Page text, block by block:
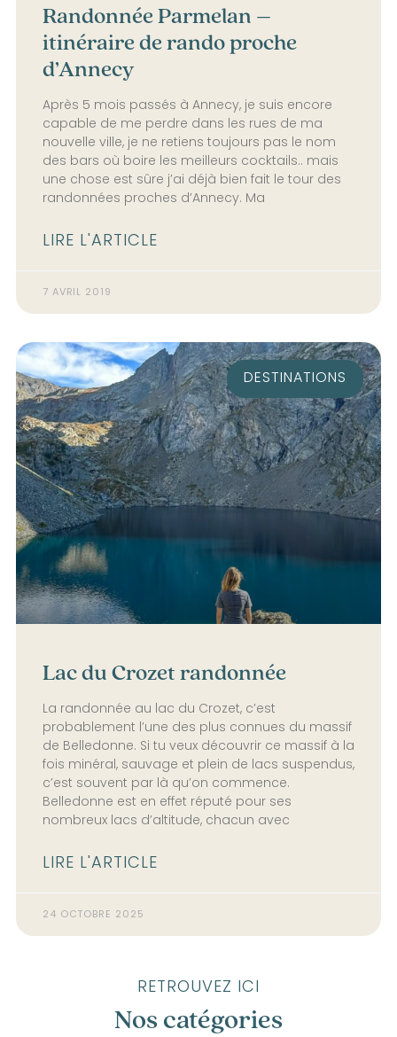
Randonnée Parmelan –
itinéraire de rando proche
d’Annecy
Après 5 mois passés à Annecy, je suis encore
capable de me perdre dans les rues de ma
nouvelle ville, je ne retiens toujours pas le nom
des bars où boire les meilleurs cocktails.. mais
une chose est sûre j’ai déjà bien fait le tour des
randonnées proches d’Annecy. Ma
LIRE L'ARTICLE
7 AVRIL 2019
DESTINATIONS
Lac du Crozet randonnée
La randonnée au lac du Crozet, c’est
probablement l’une des plus connues du massif
de Belledonne. Si tu veux découvrir ce massif à la
fois minéral, sauvage et plein de lacs suspendus,
c’est souvent par là qu’on commence.
Belledonne est en effet réputé pour ses
nombreux lacs d’altitude, chacun avec
LIRE L'ARTICLE
24 OCTOBRE 2025
RETROUVEZ ICI
Nos catégories